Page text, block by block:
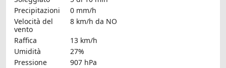
Precipitazioni
0 mm/h
Velocità del
vento
8 km/h da NO
Raffica
13 km/h
Umidità
27%
Pressione
907 hPa